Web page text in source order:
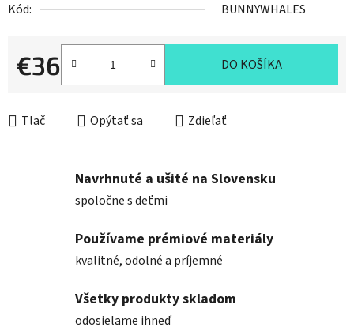
Kód:
BUNNYWHALES
€36
Jednotková cena:
DO KOŠÍKA
Tlač Opýtať sa Zdieľať
Navrhnuté a ušité na Slovensku
spoločne s deťmi
Používame prémiové materiály
kvalitné, odolné a príjemné
Všetky produkty skladom
odosielame ihneď